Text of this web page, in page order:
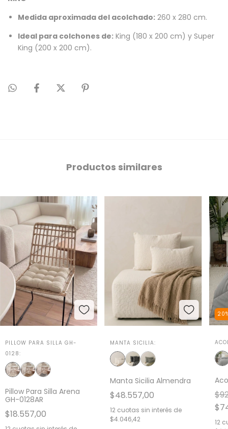
Medida aproximada del acolchado: 260 x 280 cm.
Ideal para colchones de: King (180 x 200 cm) y Super
King (200 x 200 cm).
Productos similares
PILLOW PARA SILLA GH-
0128:
Pillow Para Silla Arena
GH-0128AR
$18.557,00
MANTA SICILIA:
Manta Sicilia Almendra
$48.557,00
12 cuotas sin interés de
$4.046,42
20
12